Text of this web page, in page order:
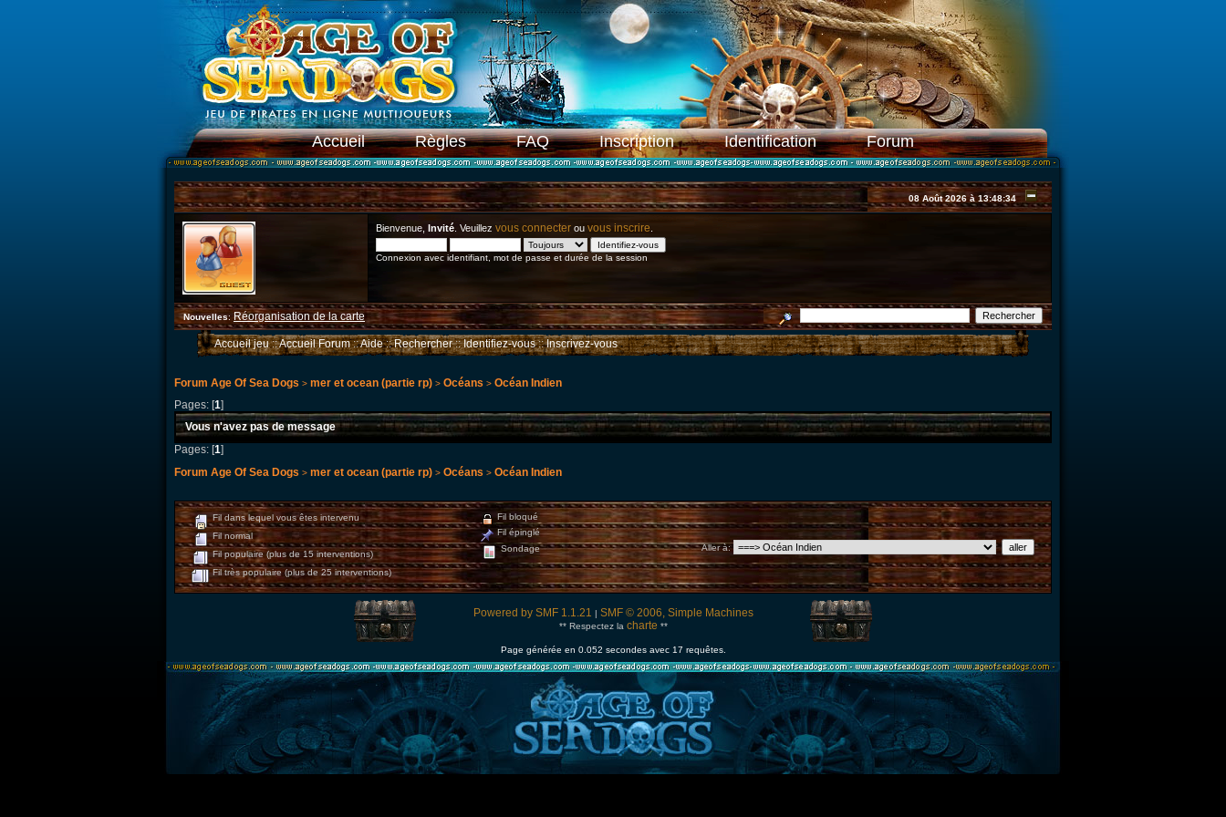
Accueil Règles FAQ Inscription Identification Forum
08 Août 2026 à 13:48:34
Bienvenue, Invité . Veuillez vous connecter ou vous inscrire
Connexion avec identifiant, mot de passe et durée de la session
Nouvelles: Réorganisation de la carte
Accueil jeu::Accueil Forum::Aide::Rechercher::Identifiez-vous::Inscrivez-vous
Forum Age Of Sea Dogs > mer et ocean (partie rp) > Océans > Océan Indien
Pages: [1]
Vous n'avez pas de message
Pages: [1]
Forum Age Of Sea Dogs > mer et ocean (partie rp) > Océans > Océan Indien
Fil dans lequel vous êtes intervenu
Fil normal
Fil populaire (plus de 15 interventions)
Fil très populaire (plus de 25 interventions)
Fil bloqué
Fil épinglé
Sondage
Aller à:
Powered by SMF 1.1.21 | SMF © 2006, Simple Machines
** Respectez la charte **
Page générée en 0.052 secondes avec 17 requêtes.